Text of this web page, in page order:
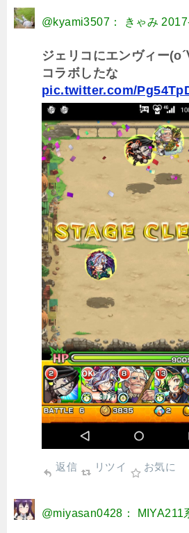
@kyami3507： きゃみ
ジェリコにエンヴィー
コラボしたな
pic.twitter.com/
返信 リツイ お気に
@miyasan0428： MIYA211